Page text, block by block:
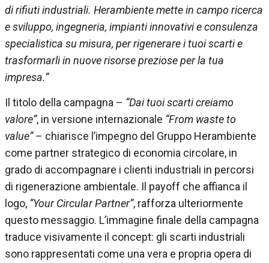
di rifiuti industriali. Herambiente mette in campo ricerca
e sviluppo, ingegneria, impianti innovativi e consulenza
specialistica su misura, per rigenerare i tuoi scarti e
trasformarli in nuove risorse preziose per la tua
impresa.”
Il titolo della campagna – “Dai tuoi scarti creiamo
valore”, in versione internazionale “From waste to
value”– chiarisce l’impegno del Gruppo Herambiente
come partner strategico di economia circolare, in
grado di accompagnare i clienti industriali in percorsi
di rigenerazione ambientale. Il payoff che affianca il
logo, “Your Circular Partner”, rafforza ulteriormente
questo messaggio. L’immagine finale della campagna
traduce visivamente il concept: gli scarti industriali
sono rappresentati come una vera e propria opera di